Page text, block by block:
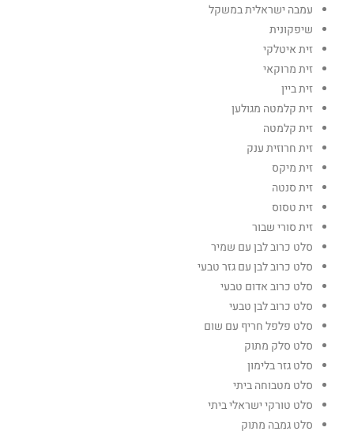
עמבה ישראלית במשקל
שיפקונית
זית איטלקי
זית מרוקאי
זית ביין
זית קלמטה מגולען
זית קלמטה
זית חרוזית ענק
זית מיקס
זית סנטה
זית טסוס
זית סורי שבור
סלט כרוב לבן עם שמיר
סלט כרוב לבן עם גזר טבעי
סלט כרוב אדום טבעי
סלט כרוב לבן טבעי
סלט פלפל חריף עם שום
סלט סלק מתוק
סלט גזר בלימון
סלט מטבוחה ביתי
סלט טורקי ישראלי ביתי
סלט גמבה מתוק